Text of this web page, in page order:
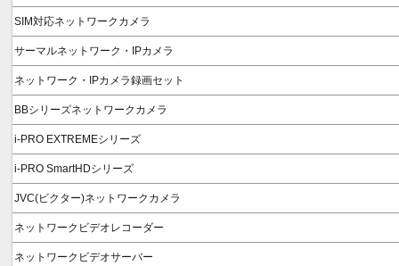
SIM対応ネットワークカメラ
サーマルネットワーク・IPカメラ
ネットワーク・IPカメラ録画セット
BBシリーズネットワークカメラ
i-PRO EXTREMEシリーズ
i-PRO SmartHDシリーズ
JVC(ビクター)ネットワークカメラ
ネットワークビデオレコーダー
ネットワークビデオサーバー